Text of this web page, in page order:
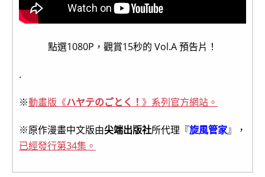
點選1080P，觀賞15秒的 Vol.A 預告片！
.
※動畫版《ハヤテのごとく！ 》系列官方網站。
※原作漫畫中文版由尖端出版社所代理『旋風管家』，
已經發行第34集。